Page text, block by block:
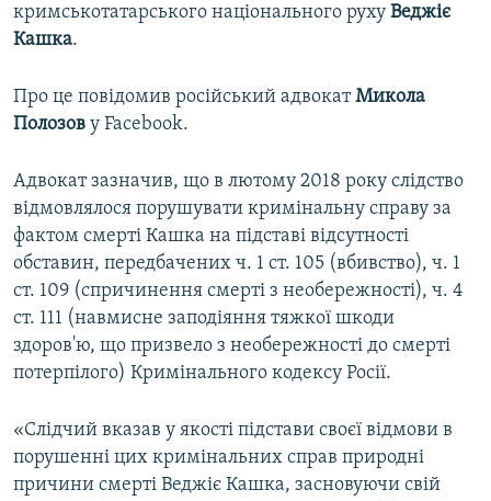
кримськотатарського національного руху Веджіє
Кашка.
Про це повідомив російський адвокатМикола
Полозов у Facebook.
Адвокат зазначив, що в лютому 2018 року слідство
відмовлялося порушувати кримінальну справу за
фактом смерті Кашка на підставі відсутності
обставин, передбачених ч. 1 ст. 105 (вбивство), ч. 1
ст. 109 (спричинення смерті з необережності), ч. 4
ст. 111 (навмисне заподіяння тяжкої шкоди
здоров'ю, що призвело з необережності до смерті
потерпілого) Кримінального кодексу Росії.
«Слідчий вказав у якості підстави своєї відмови в
порушенні цих кримінальних справ природні
причини смерті Веджіє Кашка, засновуючи свій